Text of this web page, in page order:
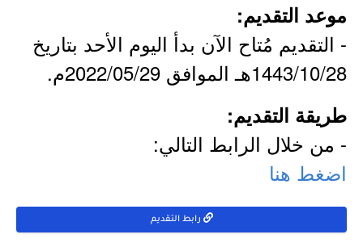
موعد التقديم:
- التقديم مُتاح الآن بدأ اليوم الأحد بتاريخ
1443/10/28هـ الموافق 2022/05/29م.
طريقة التقديم:
- من خلال الرابط التالي:
اضغط هنا
رابط التقديم